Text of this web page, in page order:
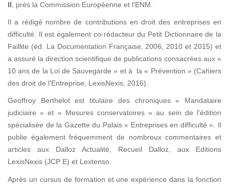
II , près la Commission Européenne et l'ENM.
Il a rédigé nombre de contributions en droit des entreprises en
difficulté. Il est également co-rédacteur du Petit Dictionnaire de la
Faillite (éd. La Documentation Française, 2006, 2010 et 2015) et
a assuré la direction scientifique de publications consacrées aux «
10 ans de la Loi de Sauvegarde » et à la « Prévention » (Cahiers
des droit de l'Entreprise, LexisNexis, 2016).
Geoffroy Berthelot est titulaire des chroniques « Mandataire
judiciaire » et « Mesures conservatoires » au sein de l'édition
spécialisée de la Gazette du Palais « Entreprises en difficulté ». Il
publie également fréquemment de nombreux commentaires et
articles aux Dalloz Actualité, Recueil Dalloz, aux Editions
LexisNexis (JCP E) et Lextenso.
Après un cursus de formation et une expérience dans la fonction